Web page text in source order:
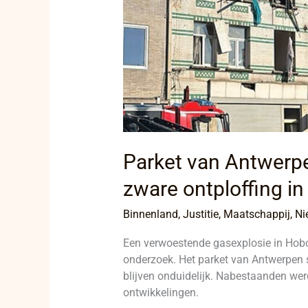
Parket van
zware ontploffing in
Binnenland, Justitie, Maatschappij,
Een verwoestende gasexplosie in
onderzoek. Het parket van
blijven onduidelijk. Nabestaanden
ontwikkelingen.
Hoboken